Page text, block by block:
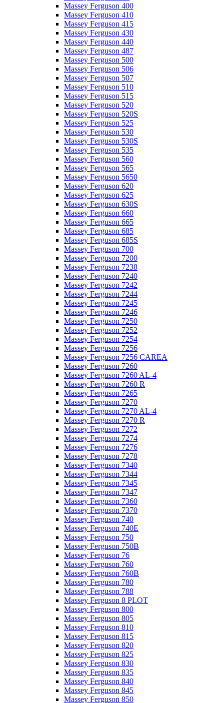
Massey Ferguson 400
Massey Ferguson 410
Massey Ferguson 415
Massey Ferguson 430
Massey Ferguson 440
Massey Ferguson 487
Massey Ferguson 500
Massey Ferguson 506
Massey Ferguson 507
Massey Ferguson 510
Massey Ferguson 515
Massey Ferguson 520
Massey Ferguson 520S
Massey Ferguson 525
Massey Ferguson 530
Massey Ferguson 530S
Massey Ferguson 535
Massey Ferguson 560
Massey Ferguson 565
Massey Ferguson 5650
Massey Ferguson 620
Massey Ferguson 625
Massey Ferguson 630S
Massey Ferguson 660
Massey Ferguson 665
Massey Ferguson 685
Massey Ferguson 685S
Massey Ferguson 700
Massey Ferguson 7200
Massey Ferguson 7238
Massey Ferguson 7240
Massey Ferguson 7242
Massey Ferguson 7244
Massey Ferguson 7245
Massey Ferguson 7246
Massey Ferguson 7250
Massey Ferguson 7252
Massey Ferguson 7254
Massey Ferguson 7256
Massey Ferguson 7256 CAREA
Massey Ferguson 7260
Massey Ferguson 7260 AL-4
Massey Ferguson 7260 R
Massey Ferguson 7265
Massey Ferguson 7270
Massey Ferguson 7270 AL-4
Massey Ferguson 7270 R
Massey Ferguson 7272
Massey Ferguson 7274
Massey Ferguson 7276
Massey Ferguson 7278
Massey Ferguson 7340
Massey Ferguson 7344
Massey Ferguson 7345
Massey Ferguson 7347
Massey Ferguson 7360
Massey Ferguson 7370
Massey Ferguson 740
Massey Ferguson 740E
Massey Ferguson 750
Massey Ferguson 750B
Massey Ferguson 76
Massey Ferguson 760
Massey Ferguson 760B
Massey Ferguson 780
Massey Ferguson 788
Massey Ferguson 8 PLOT
Massey Ferguson 800
Massey Ferguson 805
Massey Ferguson 810
Massey Ferguson 815
Massey Ferguson 820
Massey Ferguson 825
Massey Ferguson 830
Massey Ferguson 835
Massey Ferguson 840
Massey Ferguson 845
Massey Ferguson 850